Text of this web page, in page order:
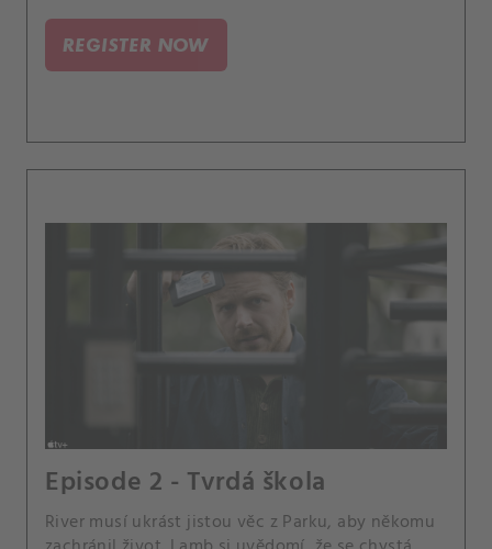
REGISTER NOW
Episode 2 - Tvrdá škola
River musí ukrást jistou věc z Parku, aby někomu